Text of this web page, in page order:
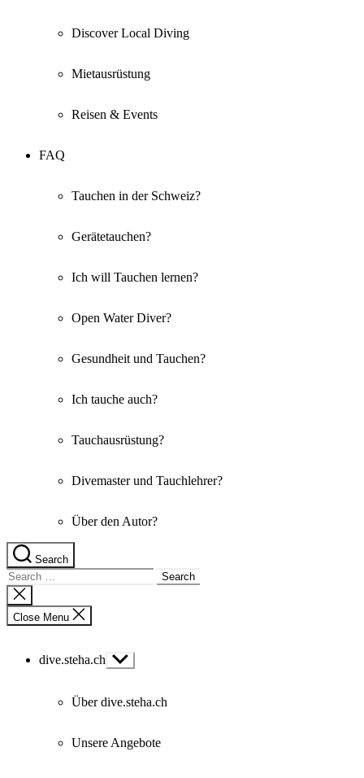
Discover Local Diving
Mietausrüstung
Reisen & Events
FAQ
Tauchen in der Schweiz?
Gerätetauchen?
Ich will Tauchen lernen?
Open Water Diver?
Gesundheit und Tauchen?
Ich tauche auch?
Tauchausrüstung?
Divemaster und Tauchlehrer?
Über den Autor?
Search
Search
for:
Close
search
Close Menu
dive.steha.ch Show
sub
Über dive.steha.ch
Unsere Angebote